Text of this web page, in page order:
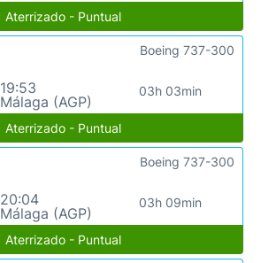
Aterrizado - Puntual
19:53
Málaga (AGP)
03h 03min
Boeing 737-300
Aterrizado - Puntual
20:04
Málaga (AGP)
03h 09min
Boeing 737-300
Aterrizado - Puntual